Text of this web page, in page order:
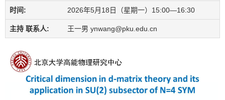
时间: 2026年5月18日（星期一）15:00—16:30
主持 联系人: 王一男 ynwang@pku.edu.cn